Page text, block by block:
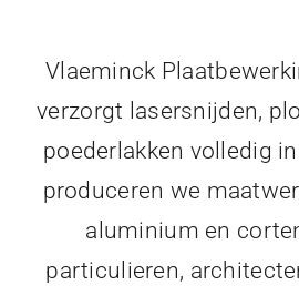
Vlaeminck
verzorgt lasersnijden,
poederlakken volledig
produceren we
aluminium en
particulieren,